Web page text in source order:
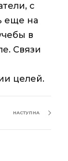
с
еще на
в
Связи
целей.
НАСТУПНА